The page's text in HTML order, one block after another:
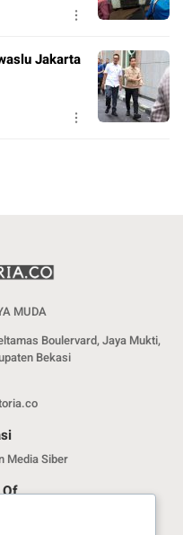
Jakarta
MUDA
Boulervard, Jaya Mukti,
Bekasi
Media Siber